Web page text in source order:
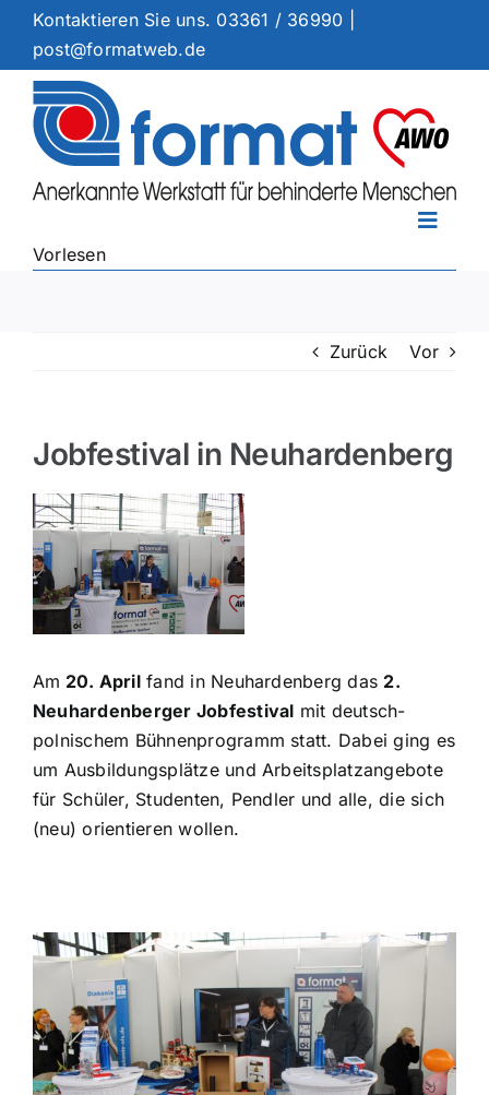
Zum
Inhalt
springen
Kontaktieren Sie uns. 03361 / 36990
post@formatweb.de
Toggle
Arbeitsangebote
Aktuelles
Über uns
Hofladen
Galerie
Vorlesen
Zurück Vor
Jobfestival in Neuhardenberg
Zeige
grösseres
Bild
Am 20. Aprilfand in Neuhardenberg das 2.
Neuhardenberger Jobfestival mit deutsch-
polnischem Bühnenprogramm statt. Dabei ging es
um Ausbildungsplätze und Arbeitsplatzangebote
für Schüler, Studenten, Pendler und alle, die sich
(neu) orientieren wollen.